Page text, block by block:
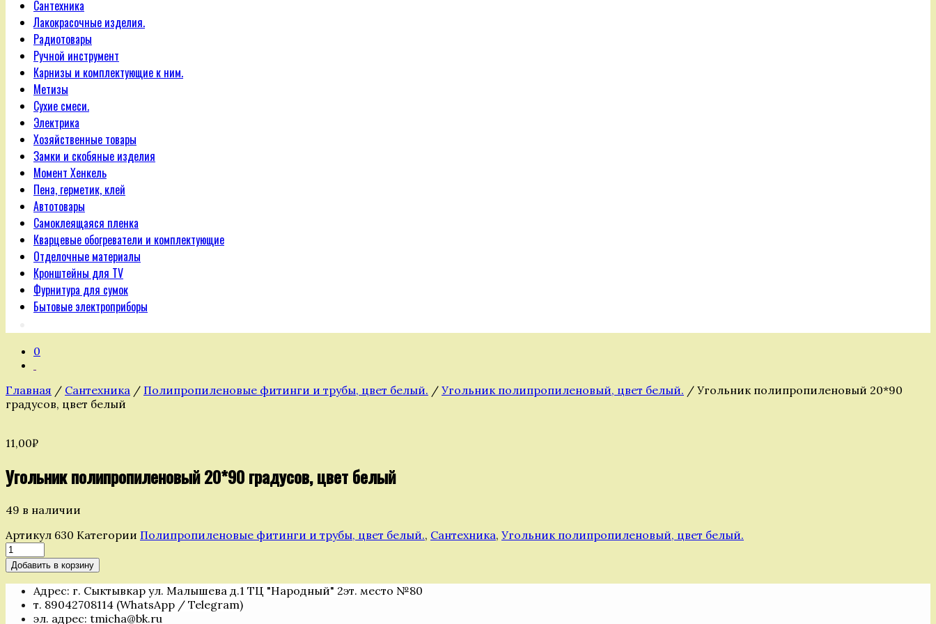
Сантехника
Лакокрасочные изделия.
Радиотовары
Ручной инструмент
Карнизы и комплектующие к ним.
Метизы
Сухие смеси.
Электрика
Хозяйственные товары
Замки и скобяные изделия
Момент Хенкель
Пена, герметик, клей
Автотовары
Самоклеящаяся пленка
Кварцевые обогреватели и комплектующие
Отделочные материалы
Кронштейны для TV
Фурнитура для сумок
Бытовые электроприборы
0
Главная / Сантехника / Полипропиленовые фитинги и трубы, цвет белый. / Угольник полипропиленовый, цвет белый. / Угольник полипропиленовый 20*90
градусов, цвет белый
11,00₽
Угольник полипропиленовый 20*90 градусов, цвет белый
49 в наличии
Артикул 630 Категории Полипропиленовые фитинги и трубы, цвет белый., Сантехника, Угольник полипропиленовый, цвет белый.
Количество
товара
Угольник
полипропиленовый
20*90
градусов,
Добавить в корзину
Адрес: г. Сыктывкар ул. Малышева д.1 ТЦ "Народный" 2эт. место №80
т. 89042708114 (WhatsApp / Telegram)
эл. адрес: tmicha@bk.ru